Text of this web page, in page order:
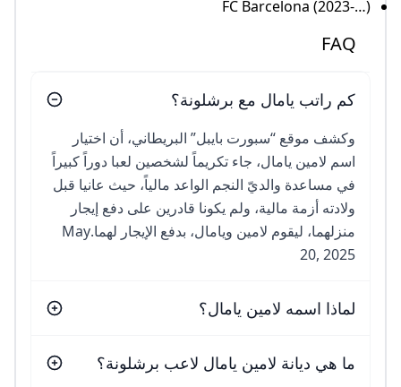
FC Barcelona (2023-…)
FAQ
كم راتب يامال مع برشلونة؟
وكشف موقع “سبورت بايبل” البريطاني، أن اختيار
اسم لامين يامال، جاء تكريماً لشخصين لعبا دوراً كبيراً
في مساعدة والديّ النجم الواعد مالياً، حيث عانيا قبل
ولادته أزمة مالية، ولم يكونا قادرين على دفع إيجار
منزلهما، ليقوم لامين ويامال، بدفع الإيجار لهما.May
20, 2025
لماذا اسمه لامين يامال؟
ما هي ديانة لامين يامال لاعب برشلونة؟